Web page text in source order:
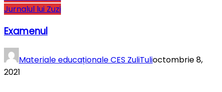
Jurnalul lui Zuzi
Examenul
Materiale educaționale CES ZuliTulioctombrie 8,
2021